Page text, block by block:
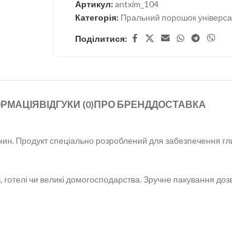
Артикул: antxim_104
Категорія: Пральний порошок
Поділитися:
ВІДГУКИ (0)ПРО БРЕНДДОСТАВКА
Продукт спеціально розроблений для забезпечення
чи великі домогосподарства. Зручне пакування